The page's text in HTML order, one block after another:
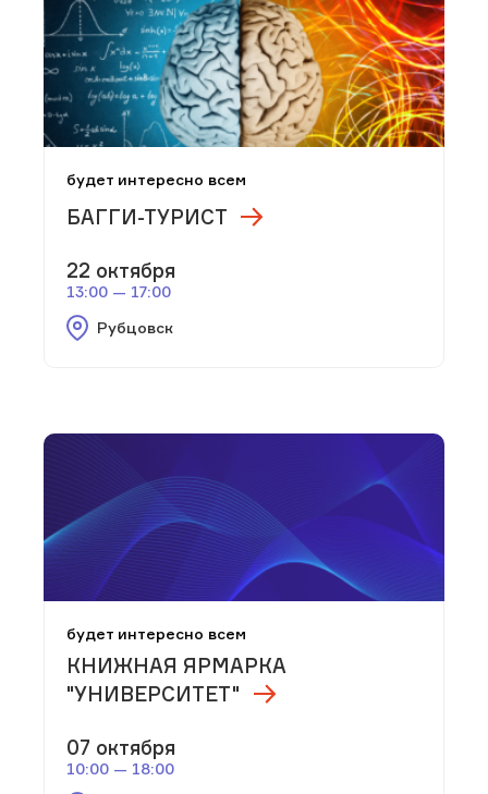
будет интересно всем
БАГГИ-ТУРИСТ
22 октября
13:00 — 17:00
Рубцовск
будет интересно всем
КНИЖНАЯ ЯРМАРКА
"УНИВЕРСИТЕТ"
07 октября
10:00 — 18:00